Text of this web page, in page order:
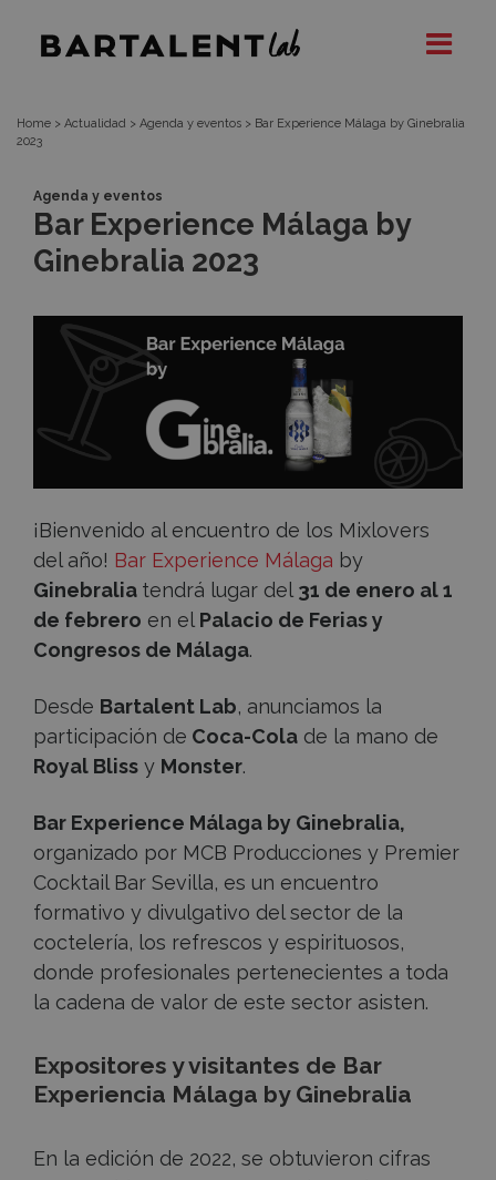
Bar
Málaga
by
Ginebralia
2023
Bartalent
Home > Actualidad > Agenda y eventos > Bar Experience Málaga by Ginebralia
2023
Agenda y eventos
Bar Experience Málaga by
Ginebralia 2023
¡Bienvenido al encuentro de los Mixlovers
del año! Bar Experience Málaga by
Ginebralia tendrá lugar del 31 de enero al 1
de febrero en el Palacio de Ferias y
Congresos de Málaga.
Desde Bartalent Lab, anunciamos la
participación de Coca-Cola de la mano de
Royal Bliss y Monster.
Bar Experience Málaga by Ginebralia,
organizado por MCB Producciones y Premier
Cocktail Bar Sevilla, es un encuentro
formativo y divulgativo del sector de la
coctelería, los refrescos y espirituosos,
donde profesionales pertenecientes a toda
la cadena de valor de este sector asisten.
Expositores y visitantes de Bar
Experiencia Málaga by Ginebralia
En la edición de 2022, se obtuvieron cifras